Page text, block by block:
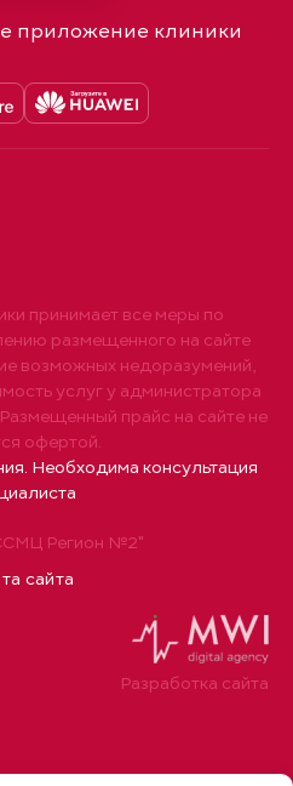
приложение клиники
Регион №2"
сайта
принимает все меры по
размещенного на сайте
возможных недоразумений,
услуг у администратора
прайс на сайте не
офертой.
Необходима консультация
Разработка сайта